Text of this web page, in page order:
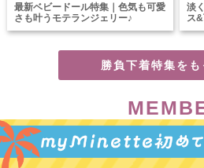
最新ベビードール特集｜色気も可愛
さも叶うモテランジェリー♪
淡
ス&
勝負下着特集をも